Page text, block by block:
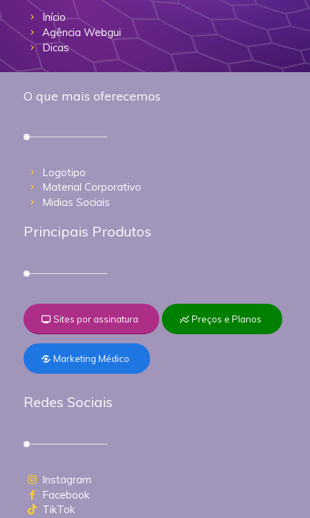
Início
Agência Webgui
Dicas
O que mais oferecemos
Logotipo
Material Corporativo
Midias Sociais
Principais Produtos
Sites por assinatura Preços e Planos
Marketing Médico
Redes Sociais
Instagram
Facebook
TikTok